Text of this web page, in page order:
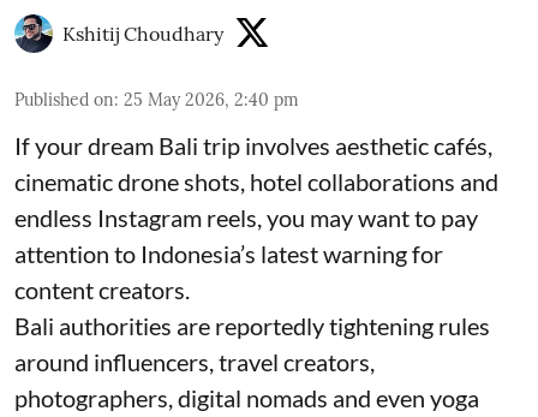
Kshitij Choudhary
Published on: 25 May 2026, 2:40 pm
If your dream Bali trip involves aesthetic cafés,
cinematic drone shots, hotel collaborations and
endless Instagram reels, you may want to pay
attention to Indonesia’s latest warning for
content creators.
Bali authorities are reportedly tightening rules
around influencers, travel creators,
photographers, digital nomads and even yoga